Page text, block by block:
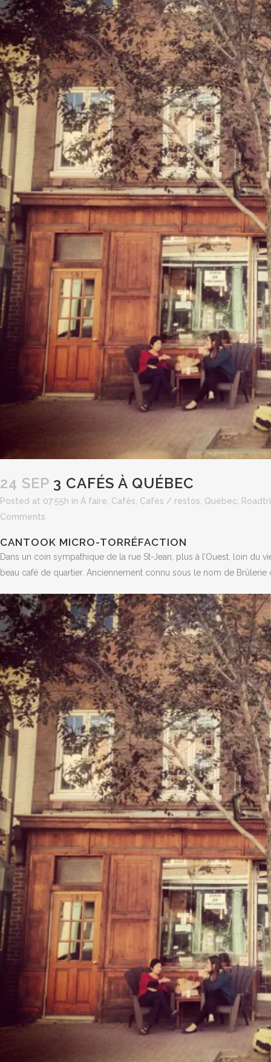
24 SEP 3 CAFÉS À QUÉBEC
Posted at 07:55h in À faire Cafés Cafés / restos Québec
Comments
CANTOOK MICRO-TORRÉFACTION
Dans un coin sympathique de la rue St-Jean, plus à l’Ouest, loin
beau café de quartier. Anciennement connu sous le nom de Brûlerie